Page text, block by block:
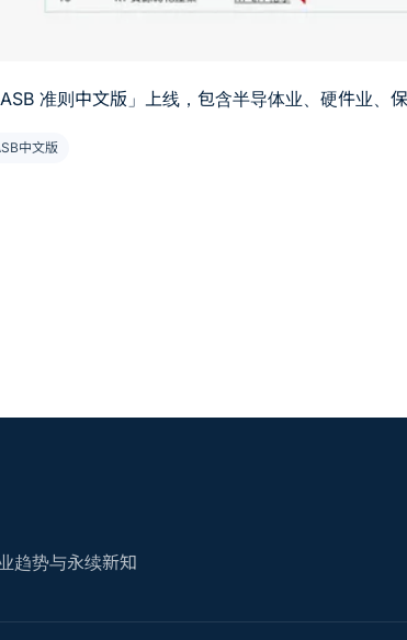
准则中文版」上线，包含半导体业、硬件业、
中文版
趋势与永续新知